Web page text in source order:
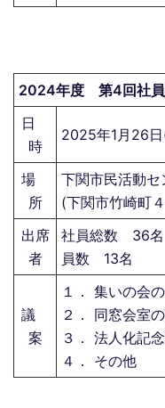
2024年度 第4回社
日
時
2025年1月26
場
所
下関市民活動
(下関市竹崎町
出席
者
社員総数 36
員数 13名
議
案
１． 集いの会
２． 同窓会室
３． 法人化記
４． その他